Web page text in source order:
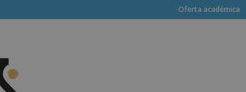
Oferta académica